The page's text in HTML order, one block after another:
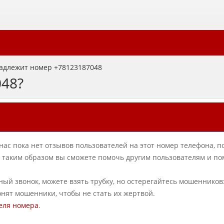
номер +78123187048
пока нет отзывов пользователей на этот номер телефона,
образом вы сможете помочь другим пользователям и
звонок, можете взять трубку, но остерегайтесь
мошенники, чтобы не стать их жертвой.
номера.